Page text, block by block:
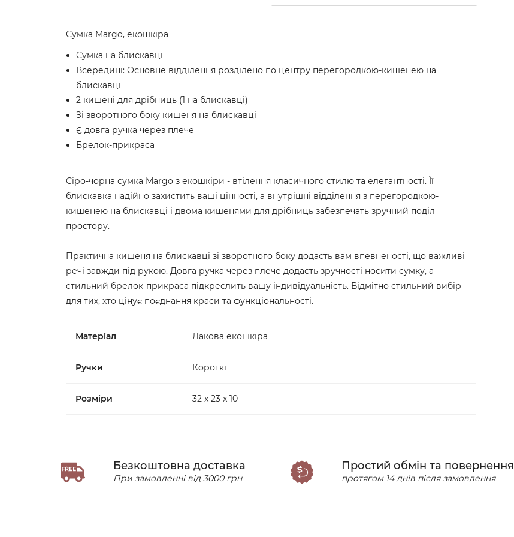
Сумка Margo, екошкіра
Сумка на блискавці
Всередині: Основне відділення розділено по центру перегородкою-кишенею на
блискавці
2 кишені для дрібниць (1 на блискавці)
Зі зворотного боку кишеня на блискавці
Є довга ручка через плече
Брелок-прикраса
Сіро-чорна сумка Margo з екошкіри - втілення класичного стилю та елегантності. Її
блискавка надійно захистить ваші цінності, а внутрішні відділення з перегородкою-
кишенею на блискавці і двома кишенями для дрібниць забезпечать зручний поділ
простору.
Практична кишеня на блискавці зі зворотного боку додасть вам впевненості, що важливі
речі завжди під рукою. Довга ручка через плече додасть зручності носити сумку, а
стильний брелок-прикраса підкреслить вашу індивідуальність. Відмітно стильний вибір
для тих, хто цінує поєднання краси та функціональності.
Матеріал Лакова екошкіра
Ручки Короткі
Розміри 32 x 23 x 10
Безкоштовна доставка
При замовленні від 3000 грн
Простий обмін та повернення
протягом 14 днів після замовлення